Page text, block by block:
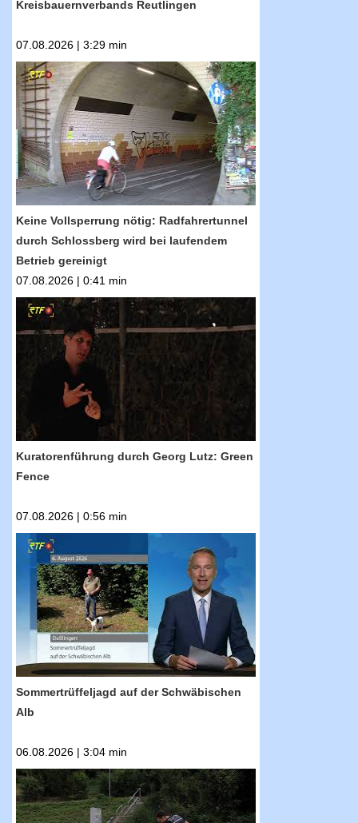
Kreisbauernverbands Reutlingen
07.08.2026 | 3:29 min
RTF.1-Nachrichten: Keine Vollsperrung nötig:
Radfahrertunnel durch Schlossberg wird bei
laufendem Betrieb gereinigt
Keine Vollsperrung nötig: Radfahrertunnel
durch Schlossberg wird bei laufendem
Betrieb gereinigt
07.08.2026 | 0:41 min
RTF.1-Nachrichten: Kuratorenführung durch
Georg Lutz: Green Fence
Kuratorenführung durch Georg Lutz: Green
Fence
07.08.2026 | 0:56 min
RTF.1-Nachrichten: Sommertrüffeljagd auf der
Schwäbischen Alb
Sommertrüffeljagd auf der Schwäbischen
Alb
06.08.2026 | 3:04 min
RTF.1-Nachrichten: Unbekannter schießt auf
fahrendes Auto